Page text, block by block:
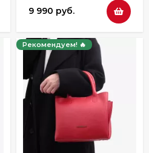
9 990 руб.
Рекомендуем! 🔥